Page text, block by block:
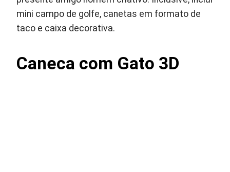
mini campo de golfe, canetas em formato de
taco e caixa decorativa.
Caneca com Gato 3D